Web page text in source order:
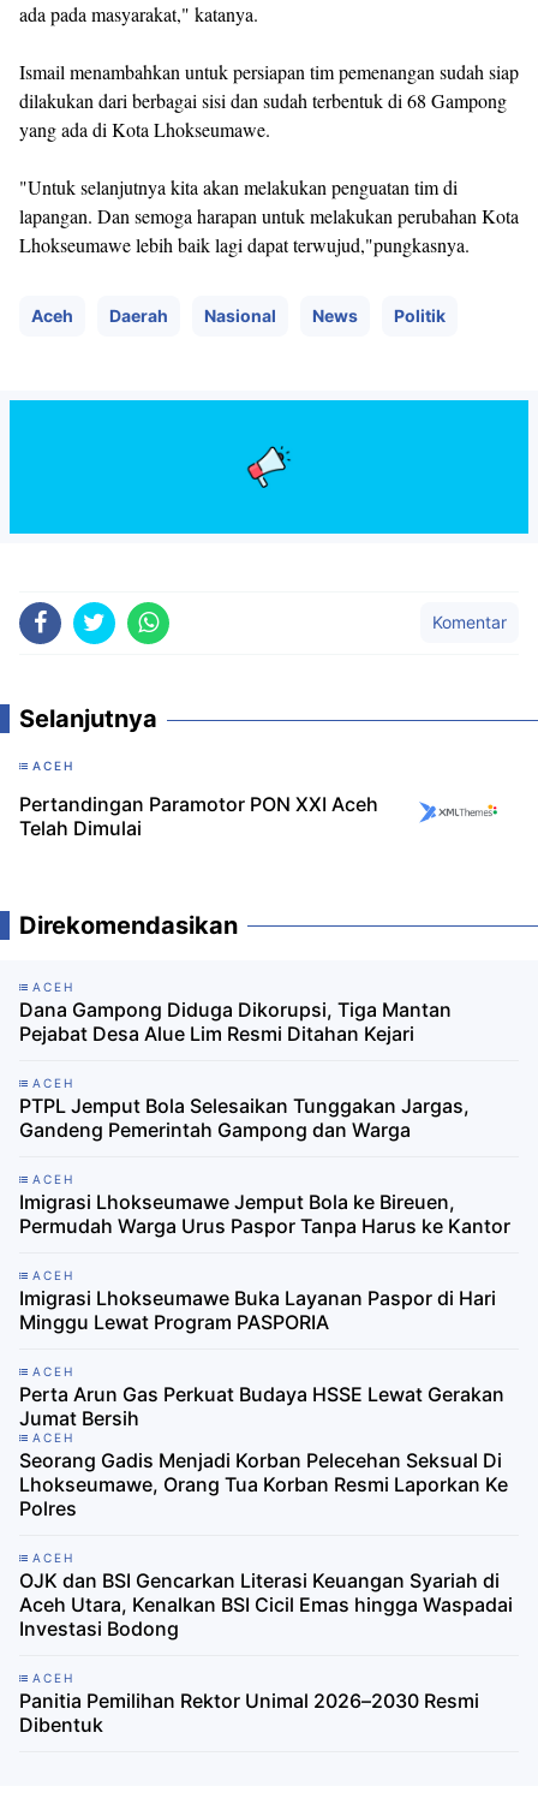
ada pada masyarakat," katanya.
Ismail menambahkan untuk persiapan tim pemenangan sudah siap
dilakukan dari berbagai sisi dan sudah terbentuk di 68 Gampong
yang ada di Kota Lhokseumawe.
"Untuk selanjutnya kita akan melakukan penguatan tim di
lapangan. Dan semoga harapan untuk melakukan perubahan Kota
Lhokseumawe lebih baik lagi dapat terwujud,"pungkasnya.
Aceh Daerah Nasional News Politik
Komentar
Selanjutnya
ACEH
Pertandingan Paramotor PON XXI Aceh
Telah Dimulai
Direkomendasikan
ACEH
Dana Gampong Diduga Dikorupsi, Tiga Mantan
Pejabat Desa Alue Lim Resmi Ditahan Kejari
ACEH
PTPL Jemput Bola Selesaikan Tunggakan Jargas,
Gandeng Pemerintah Gampong dan Warga
ACEH
Imigrasi Lhokseumawe Jemput Bola ke Bireuen,
Permudah Warga Urus Paspor Tanpa Harus ke Kantor
ACEH
Imigrasi Lhokseumawe Buka Layanan Paspor di Hari
Minggu Lewat Program PASPORIA
ACEH
Perta Arun Gas Perkuat Budaya HSSE Lewat Gerakan
Jumat Bersih
ACEH
Seorang Gadis Menjadi Korban Pelecehan Seksual Di
Lhokseumawe, Orang Tua Korban Resmi Laporkan Ke
Polres
ACEH
OJK dan BSI Gencarkan Literasi Keuangan Syariah di
Aceh Utara, Kenalkan BSI Cicil Emas hingga Waspadai
Investasi Bodong
ACEH
Panitia Pemilihan Rektor Unimal 2026–2030 Resmi
Dibentuk